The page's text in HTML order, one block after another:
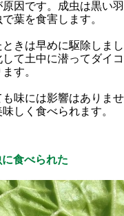
因です。成虫は黒い
葉を食害します。
きは早めに駆除しま
て土中に潜ってダイ
す。
味には影響はありま
しく食べられます。
食べられた